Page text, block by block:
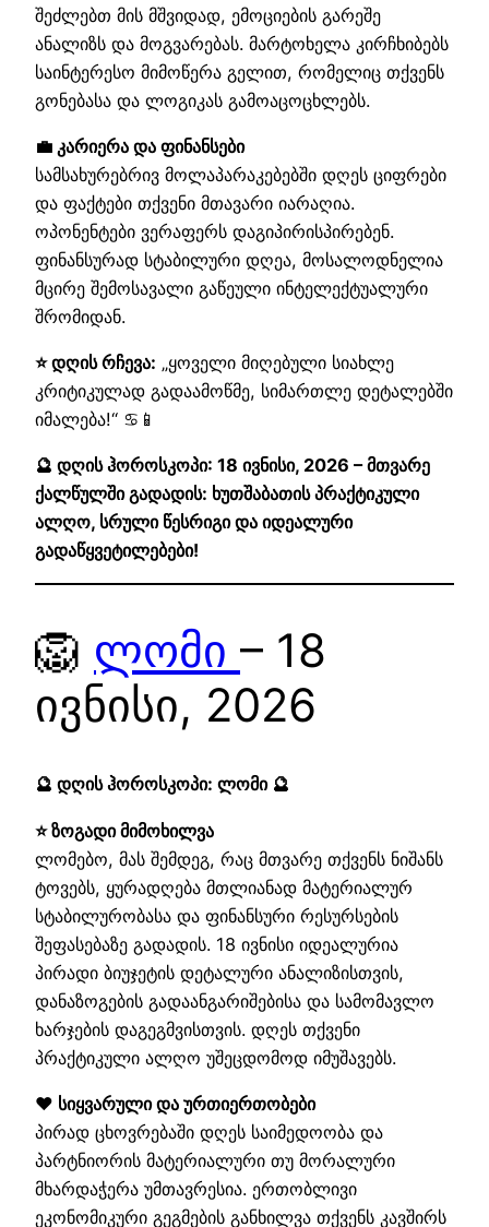
შეძლებთ მის მშვიდად, ემოციების გარეშე
ანალიზს და მოგვარებას. მარტოხელა კირჩხიბებს
საინტერესო მიმოწერა გელით, რომელიც თქვენს
გონებასა და ლოგიკას გამოაცოცხლებს.
💼 კარიერა და ფინანსები
სამსახურებრივ მოლაპარაკებებში დღეს ციფრები
და ფაქტები თქვენი მთავარი იარაღია.
ოპონენტები ვერაფერს დაგიპირისპირებენ.
ფინანსურად სტაბილური დღეა, მოსალოდნელია
მცირე შემოსავალი გაწეული ინტელექტუალური
შრომიდან.
⭐ დღის რჩევა: „ყოველი მიღებული სიახლე
კრიტიკულად გადაამოწმე, სიმართლე დეტალებში
იმალება!“ ♋📱
🔮 დღის ჰოროსკოპი: 18 ივნისი, 2026 – მთვარე
ქალწულში გადადის: ხუთშაბათის პრაქტიკული
ალღო, სრული წესრიგი და იდეალური
გადაწყვეტილებები!
🦁 ლომი – 18
ივნისი, 2026
🔮 დღის ჰოროსკოპი: ლომი 🔮
⭐ ზოგადი მიმოხილვა
ლომებო, მას შემდეგ, რაც მთვარე თქვენს ნიშანს
ტოვებს, ყურადღება მთლიანად მატერიალურ
სტაბილურობასა და ფინანსური რესურსების
შეფასებაზე გადადის. 18 ივნისი იდეალურია
პირადი ბიუჯეტის დეტალური ანალიზისთვის,
დანაზოგების გადაანგარიშებისა და სამომავლო
ხარჯების დაგეგმვისთვის. დღეს თქვენი
პრაქტიკული ალღო უშეცდომოდ იმუშავებს.
❤️ სიყვარული და ურთიერთობები
პირად ცხოვრებაში დღეს საიმედოობა და
პარტნიორის მატერიალური თუ მორალური
მხარდაჭერა უმთავრესია. ერთობლივი
ეკონომიკური გეგმების განხილვა თქვენს კავშირს